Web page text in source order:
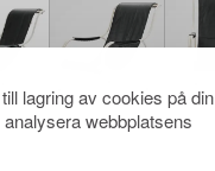
lagring av cookies på din
webbplatsens